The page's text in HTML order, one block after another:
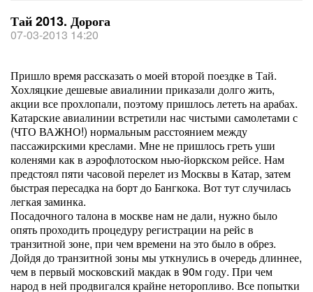
Тай 2013. Дорога
07-03-2013 14:20
Пришло время рассказать о моей второй поездке в Тай.
Хохляцкие дешевые авиалинии приказали долго жить,
акции все прохлопали, поэтому пришлось лететь на арабах.
Катарские авиалинии встретили нас чистыми самолетами с
(ЧТО ВАЖНО!) нормальным расстоянием между
пассажирскими креслами. Мне не пришлось греть уши
коленями как в аэрофлотоском нью-йоркском рейсе. Нам
предстоял пяти часовой перелет из Москвы в Катар, затем
быстрая пересадка на борт до Бангкока. Вот тут случилась
легкая заминка.
Посадочного талона в москве нам не дали, нужно было
опять проходить процедуру регистрации на рейс в
транзитной зоне, при чем времени на это было в обрез.
Дойдя до транзитной зоны мы уткнулись в очередь длиннее,
чем в первый московский макдак в 90м году. При чем
народ в ней продвигался крайне неторопливо. Все попытки